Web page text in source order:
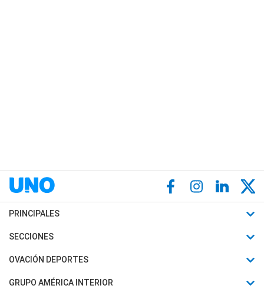
PRINCIPALES
Últimas Noticias
Política
SECCIONES
Horóscopo
Motores
OVACIÓN DEPORTES
Fútbol
GRUPO AMÉRICA INTERIOR